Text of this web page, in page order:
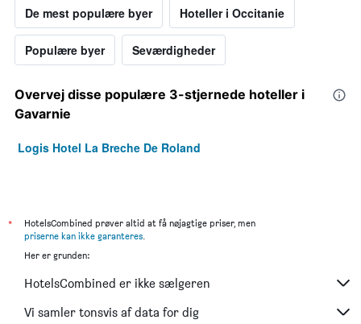
De mest populære byer Hoteller i Occitanie
Populære byer Seværdigheder
Overvej disse populære 3-stjernede hoteller i
Gavarnie
Logis Hotel La Breche De Roland
*
HotelsCombined prøver altid at få nøjagtige priser, men
priserne kan ikke garanteres.
Her er grunden:
HotelsCombined er ikke sælgeren
Vi samler tonsvis af data for dig